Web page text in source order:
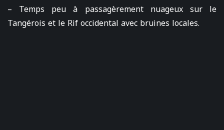
– Temps peu à passagèrement nuageux sur le
Tangérois et le Rif occidental avec bruines locales.